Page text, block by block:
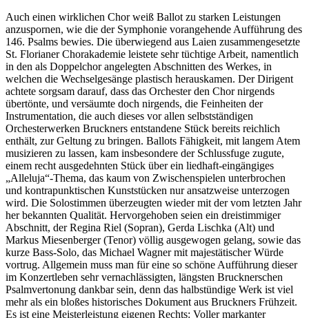
Auch einen wirklichen Chor weiß Ballot zu starken Leistungen
anzuspornen, wie die der Symphonie vorangehende Aufführung des
146. Psalms bewies. Die überwiegend aus Laien zusammengesetzte
St. Florianer Chorakademie leistete sehr tüchtige Arbeit, namentlich
in den als Doppelchor angelegten Abschnitten des Werkes, in
welchen die Wechselgesänge plastisch herauskamen. Der Dirigent
achtete sorgsam darauf, dass das Orchester den Chor nirgends
übertönte, und versäumte doch nirgends, die Feinheiten der
Instrumentation, die auch dieses vor allen selbstständigen
Orchesterwerken Bruckners entstandene Stück bereits reichlich
enthält, zur Geltung zu bringen. Ballots Fähigkeit, mit langem Atem
musizieren zu lassen, kam insbesondere der Schlussfuge zugute,
einem recht ausgedehnten Stück über ein liedhaft-eingängiges
„Alleluja“-Thema, das kaum von Zwischenspielen unterbrochen
und kontrapunktischen Kunststücken nur ansatzweise unterzogen
wird. Die Solostimmen überzeugten wieder mit der vom letzten Jahr
her bekannten Qualität. Hervorgehoben seien ein dreistimmiger
Abschnitt, der Regina Riel (Sopran), Gerda Lischka (Alt) und
Markus Miesenberger (Tenor) völlig ausgewogen gelang, sowie das
kurze Bass-Solo, das Michael Wagner mit majestätischer Würde
vortrug. Allgemein muss man für eine so schöne Aufführung dieser
im Konzertleben sehr vernachlässigten, längsten Brucknerschen
Psalmvertonung dankbar sein, denn das halbstündige Werk ist viel
mehr als ein bloßes historisches Dokument aus Bruckners Frühzeit.
Es ist eine Meisterleistung eigenen Rechts: Voller markanter